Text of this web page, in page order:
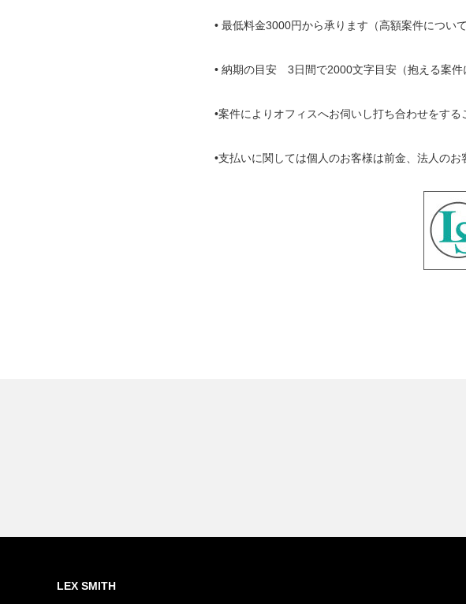
• 最低料金3000円から承ります（高額案件につい
• 納期の目安 3日間で2000文字目安（抱える案件
•案件によりオフィスへお伺いし打ち合わせをする
•支払いに関しては個人のお客様は前金、法人の
LEX SMITH